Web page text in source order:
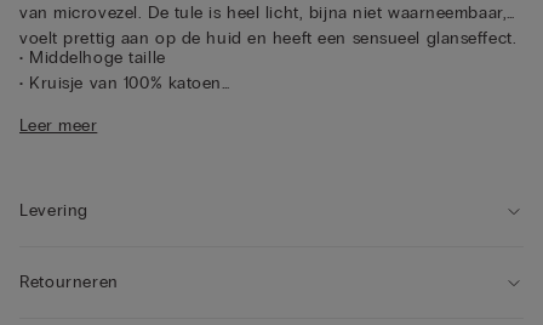
van microvezel. De tule is heel licht, bijna niet waarneembaar,
voelt prettig aan op de huid en heeft een sensueel glanseffect.
• Middelhoge taille
• Kruisje van 100% katoen
• Het model is 175 cm lang en draagt maat S
Leer meer
Levering
Retourneren